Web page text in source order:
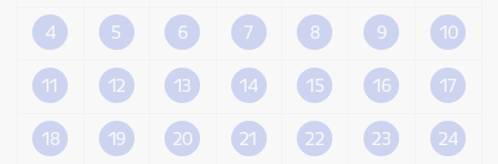
4 5 6 7 8 9 10
11 12 13 14 15 16 17
18 19 20 21 22 23 24